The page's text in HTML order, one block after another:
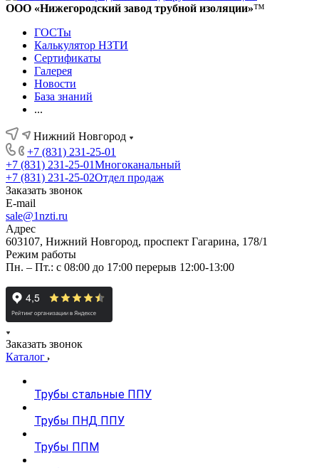
ООО «Нижегородский завод трубной изоляции»™
ГОСТы
Калькулятор НЗТИ
Сертификаты
Галерея
Новости
База знаний
...
Нижний Новгород
+7 (831) 231-25-01
+7 (831) 231-25-01Многоканальный
+7 (831) 231-25-02Отдел продаж
Заказать звонок
E-mail
sale@1nzti.ru
Адрес
603107, Нижний Новгород, проспект Гагарина, 178/1
Режим работы
Пн. – Пт.: с 08:00 до 17:00 перерыв 12:00-13:00
Заказать звонок
Каталог
Трубы стальные ППУ
Трубы ПНД ППУ
Трубы ППМ